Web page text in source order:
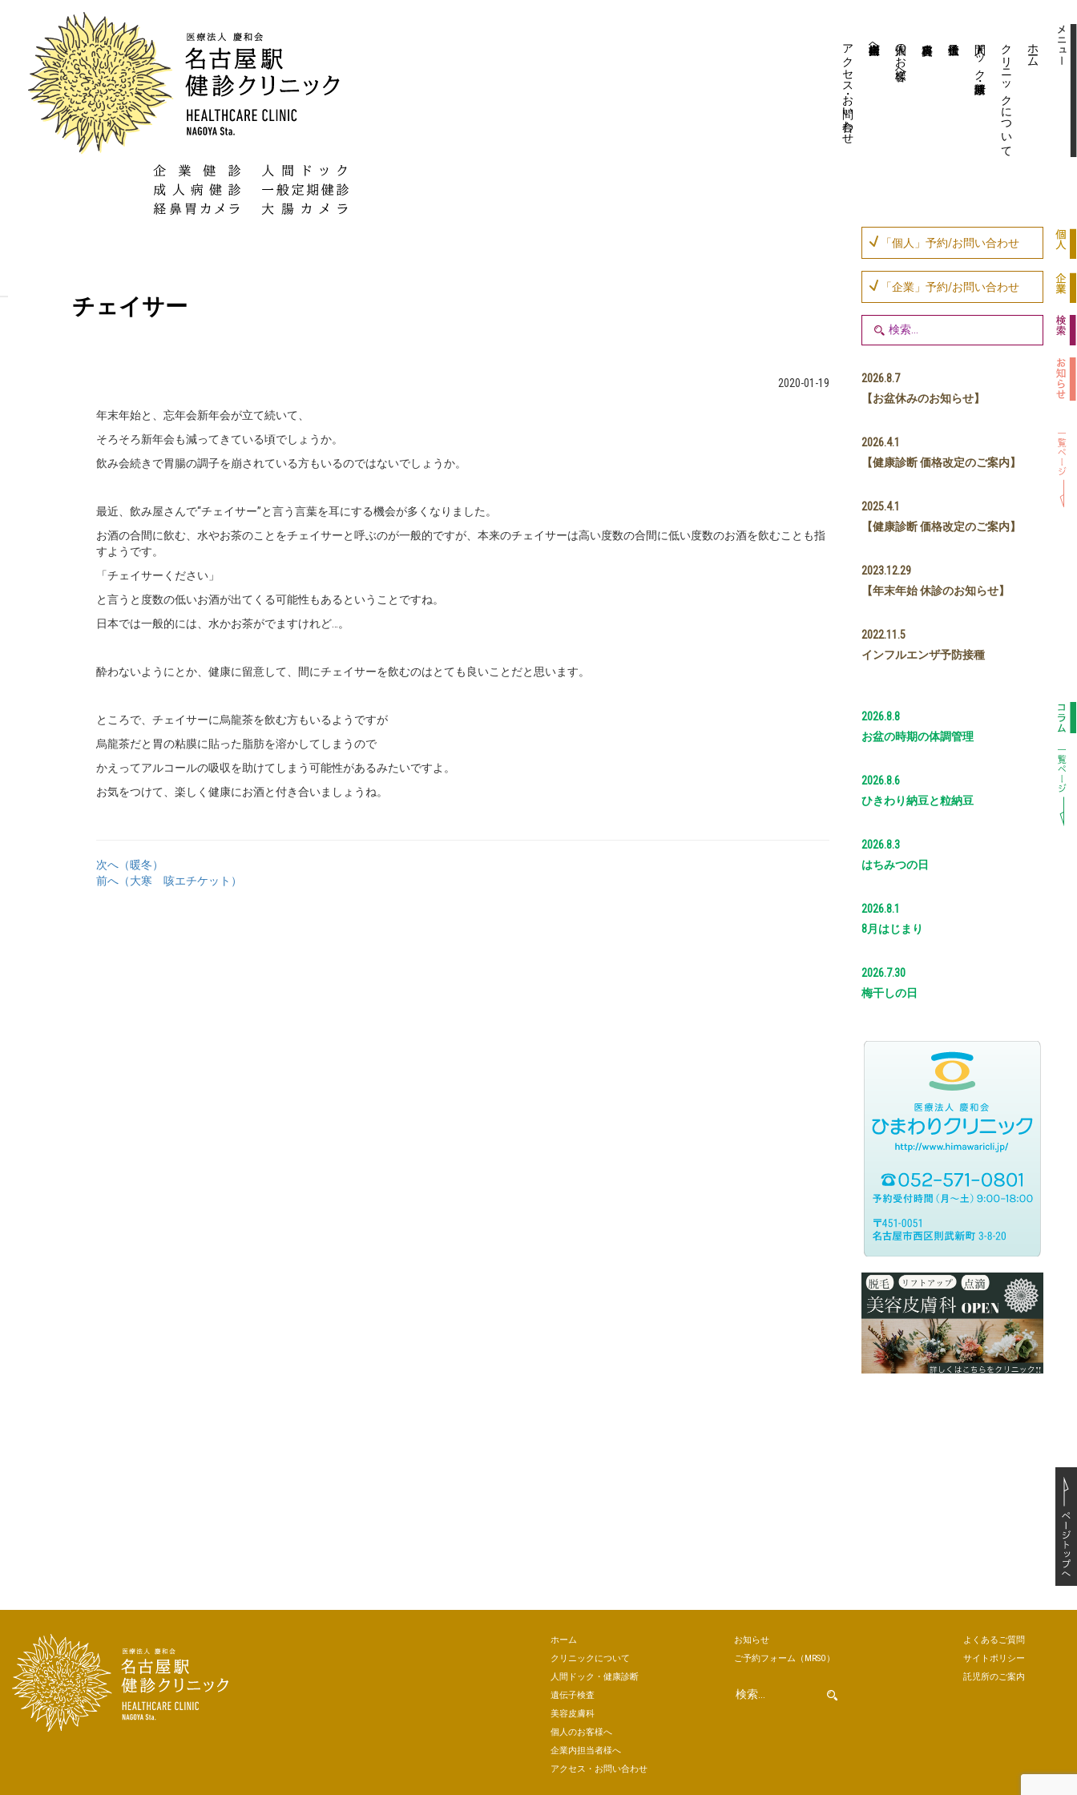
アクセス・お問い合わせ 企業内担当者様へ 個人のお客様へ 人間ドック・健康診断 クリニックについて ホーム
チェイサー
2020-01-19
年末年始と、忘年会新年会が立て続いて、
そろそろ新年会も減ってきている頃でしょうか。
飲み会続きで胃腸の調子を崩されている方もいるのではないでしょうか。
最近、飲み屋さんで“チェイサー”と言う言葉を耳にする機会が多くなりました。
お酒の合間に飲む、水やお茶のことをチェイサーと呼ぶのが一般的ですが、本来のチェイサーは高い度数の合間に低い度数のお酒を飲むことも指
すようです。
「チェイサーください」
と言うと度数の低いお酒が出てくる可能性もあるということですね。
日本では一般的には、水かお茶がでますけれど…。
酔わないようにとか、健康に留意して、間にチェイサーを飲むのはとても良いことだと思います。
ところで、チェイサーに烏龍茶を飲む方もいるようですが
烏龍茶だと胃の粘膜に貼った脂肪を溶かしてしまうので
かえってアルコールの吸収を助けてしまう可能性があるみたいですよ。
お気をつけて、楽しく健康にお酒と付き合いましょうね。
次へ（暖冬）
前へ（大寒 咳エチケット）
「個人」予約/お問い合わせ
「企業」予約/お問い合わせ
2026.8.7
【お盆休みのお知らせ】
2026.4.1
【健康診断 価格改定のご案内】
2025.4.1
【健康診断 価格改定のご案内】
2023.12.29
【年末年始 休診のお知らせ】
2022.11.5
インフルエンザ予防接種
2026.8.8
お盆の時期の体調管理
2026.8.6
ひきわり納豆と粒納豆
2026.8.3
はちみつの日
2026.8.1
8月はじまり
2026.7.30
梅干しの日
ホーム
クリニックについて
人間ドック・健康診断
遺伝子検査
美容皮膚科
個人のお客様へ
企業内担当者様へ
アクセス・お問い合わせ
お知らせ
ご予約フォーム （MRSO）
よくあるご質問
サイトポリシー
託児所のご案内